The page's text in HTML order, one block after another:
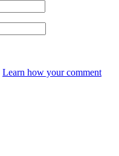
Learn how your comment